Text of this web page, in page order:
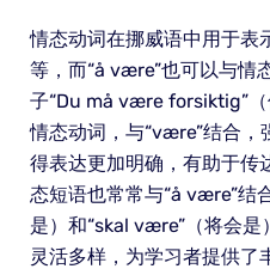
情态动词在挪威语中用于表
等，而“å være”也可以与情
子“Du må være forsiktig”（
情态动词，与“være”结合，
得表达更加明确，有助于传
态短语也常常与“å være”结
是）和“skal være”（将会
灵活多样，为学习者提供了